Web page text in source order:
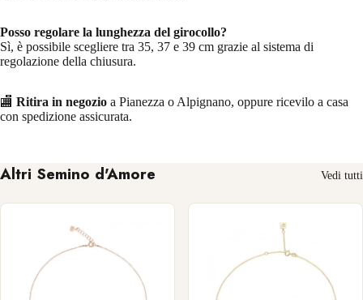
Posso regolare la lunghezza del girocollo?
Sì, è possibile scegliere tra 35, 37 e 39 cm grazie al sistema di
regolazione della chiusura.
🏬 Ritira in negozio a Pianezza o Alpignano, oppure ricevilo a casa
con spedizione assicurata.
Altri Semino d'Amore Vedi tutti